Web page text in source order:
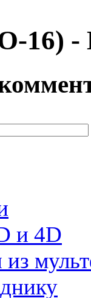
16)
и 4D